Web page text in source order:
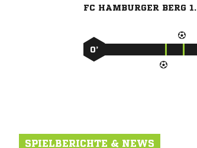
FC HAMBURGER BERG 1.
0’
SPIELBERICHTE & NEWS